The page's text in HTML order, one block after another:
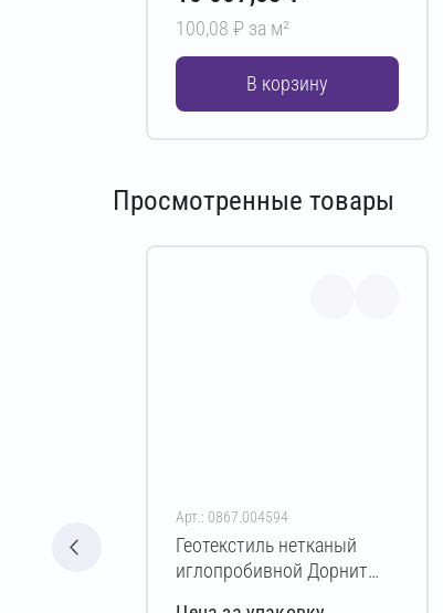
100,08 ₽ за м²
В корзину
Просмотренные товары
Арт.: 0867.004594
Геотекстиль нетканый
иглопробивной Дорнит